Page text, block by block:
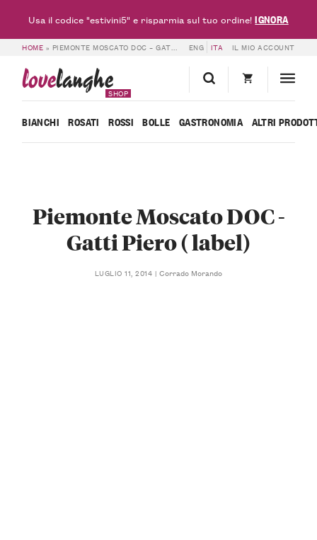
HOME » PIEMONTE MOSCATO DOC – GATTI PIERO ( LABEL) ENG ITA IL MIO ACCOUNT
lovelanghe
SHOP
BIANCHI ROSATI ROSSI BOLLE GASTRONOMIA ALTRI
Piemonte Moscato DOC -
Gatti Piero ( label)
LUGLIO 11, 2014 Corrado Morando
Usa il codice "estivini5" e risparmia sul tuo ordine!IGNORA